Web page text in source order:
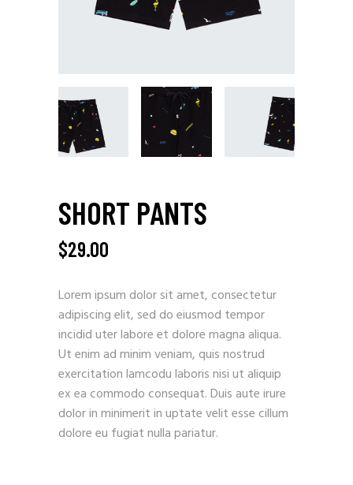
SHORT PANTS
$29.00
Lorem ipsum dolor sit amet, consectetur
adipiscing elit, sed do eiusmod tempor
incidid uter labore et dolore magna aliqua.
Ut enim ad minim veniam, quis nostrud
exercitation lamcodu laboris nisi ut aliquip
ex ea commodo consequat. Duis aute irure
dolor in minimerit in uptate velit esse cillum
dolore eu fugiat nulla pariatur.